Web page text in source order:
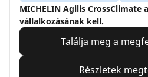
MICHELIN Agilis CrossClimate
vállalkozásának kell.
Találja meg a
Részletek